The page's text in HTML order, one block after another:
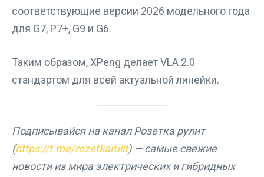
соответствующие версии 2026 модельного года
для G7, P7+, G9 и G6.
Таким образом, XPeng делает VLA 2.0
стандартом для всей актуальной линейки.
Подписывайся на канал Розетка рулит
(https://t.me/rozetkarulit) — самые свежие
новости из мира электрических и гибридных